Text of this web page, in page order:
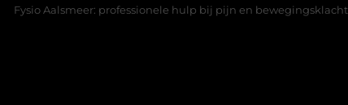
hulp bij pijn en bewegingsklachten